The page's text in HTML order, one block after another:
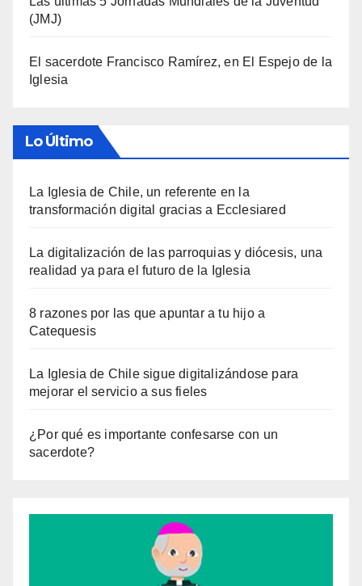
(JMJ)
El sacerdote Francisco Ramírez, en El Espejo de la
Iglesia
Lo Último
La Iglesia de Chile, un referente en la
transformación digital gracias a Ecclesiared
La digitalización de las parroquias y diócesis, una
realidad ya para el futuro de la Iglesia
8 razones por las que apuntar a tu hijo a
Catequesis
La Iglesia de Chile sigue digitalizándose para
mejorar el servicio a sus fieles
¿Por qué es importante confesarse con un
sacerdote?